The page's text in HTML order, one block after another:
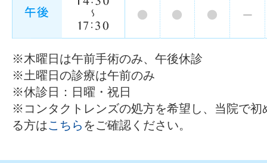
※木曜日は午前手術のみ、午後休診
※土曜日の診療は午前のみ
※休診日：日曜・祝日
※コンタクトレンズの処方を希望し、当院で初
る方はこちら をご確認ください。